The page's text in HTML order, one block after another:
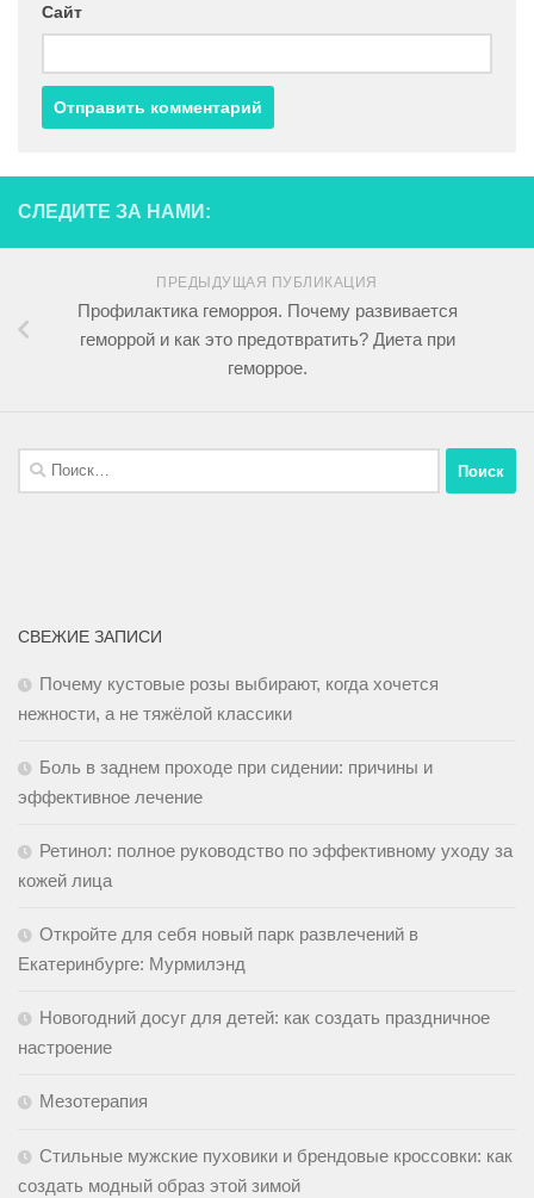
Сайт
СЛЕДИТЕ ЗА НАМИ:
ПРЕДЫДУЩАЯ ПУБЛИКАЦИЯ
Профилактика геморроя. Почему развивается
геморрой и как это предотвратить? Диета при
геморрое.
СВЕЖИЕ ЗАПИСИ
Почему кустовые розы выбирают, когда хочется
нежности, а не тяжёлой классики
Боль в заднем проходе при сидении: причины и
эффективное лечение
Ретинол: полное руководство по эффективному уходу за
кожей лица
Откройте для себя новый парк развлечений в
Екатеринбурге: Мурмилэнд
Новогодний досуг для детей: как создать праздничное
настроение
Мезотерапия
Стильные мужские пуховики и брендовые кроссовки: как
создать модный образ этой зимой